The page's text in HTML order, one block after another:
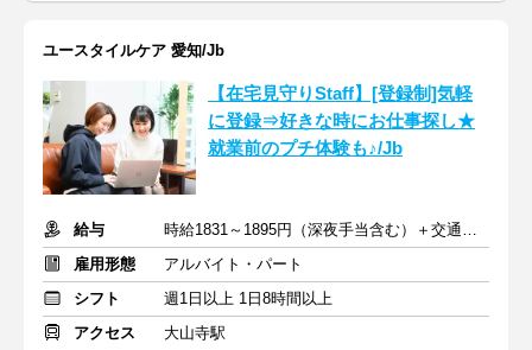
ユースタイルケア 愛知/Jb
【在宅見守りStaff】[登録制]気軽
に登録⇒好きな時にお仕事探し★
就業前のプチ体験も♪/Jb
給与
時給1831～1895円（深夜手当含む）＋交通費支給
雇用形態
アルバイト・パート
シフト
週1日以上 1日8時間以上
アクセス
大山寺駅